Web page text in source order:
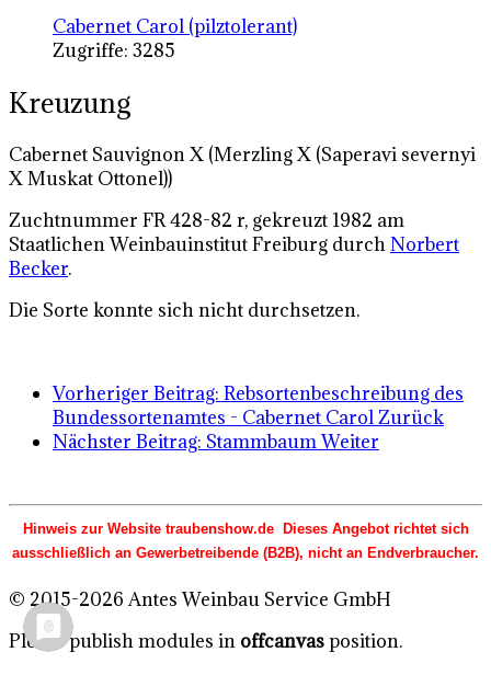
Cabernet Carol (pilztolerant)
Zugriffe: 3285
Kreuzung
Cabernet Sauvignon X (Merzling X (Saperavi severnyi
X Muskat Ottonel))
Zuchtnummer FR 428-82 r, gekreuzt 1982 am
Staatlichen Weinbauinstitut Freiburg durchNorbert
Becker.
Die Sorte konnte sich nicht durchsetzen.
Vorheriger Beitrag: Rebsortenbeschreibung des
Bundessortenamtes - Cabernet CarolZurück
Nächster Beitrag: StammbaumWeiter
Hinweis zur Website traubenshow.de Dieses Angebot richtet sich
ausschließlich an Gewerbetreibende (B2B), nicht an Endverbraucher.
© 2015-2026 Antes Weinbau Service GmbH
Please publish modules in offcanvasposition.